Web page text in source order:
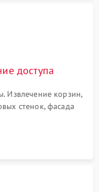
доступа
Извлечение корзин,
стенок, фасада
помпе.